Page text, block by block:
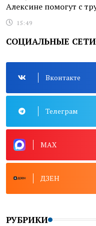
Алексине помогут с
15:49
СОЦИАЛЬНЫЕ СЕТИ
Вконтакте
Телеграм
MAX
ДЗЕН
РУБРИКИ